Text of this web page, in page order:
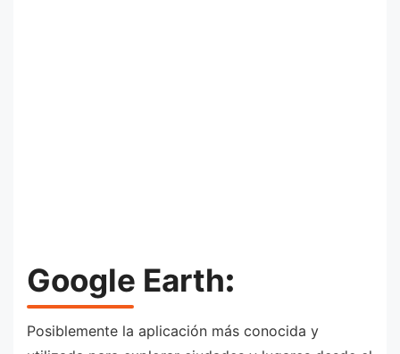
Google Earth:
Posiblemente la aplicación más conocida y